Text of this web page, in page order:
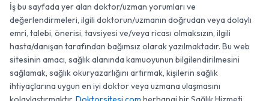
İş bu sayfada yer alan doktor/uzman yorumları ve
değerlendirmeleri, ilgili doktorun/uzmanın doğrudan veya dolaylı
emri, talebi, önerisi, tavsiyesi ve/veya ricası olmaksızın, ilgili
hasta/danışan tarafından bağımsız olarak yazılmaktadır. Bu web
sitesinin amacı, sağlık alanında kamuoyunun bilgilendirilmesini
sağlamak, sağlık okuryazarlığını artırmak, kişilerin sağlık
ihtiyaçlarına uygun en iyi doktor veya uzmana ulaşmasını